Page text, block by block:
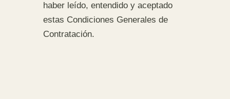
haber leído, entendido y aceptado
estas Condiciones Generales de
Contratación.